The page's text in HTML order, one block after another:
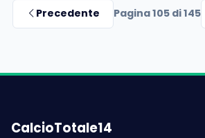
Precedente Pagina 105 di 145
CalcioTotale14